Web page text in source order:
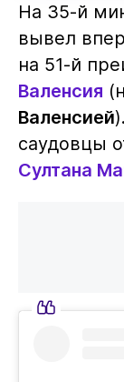
На 35-й
вывел
на 51-й
Валенсия
Валенсией
саудовцы
Султана